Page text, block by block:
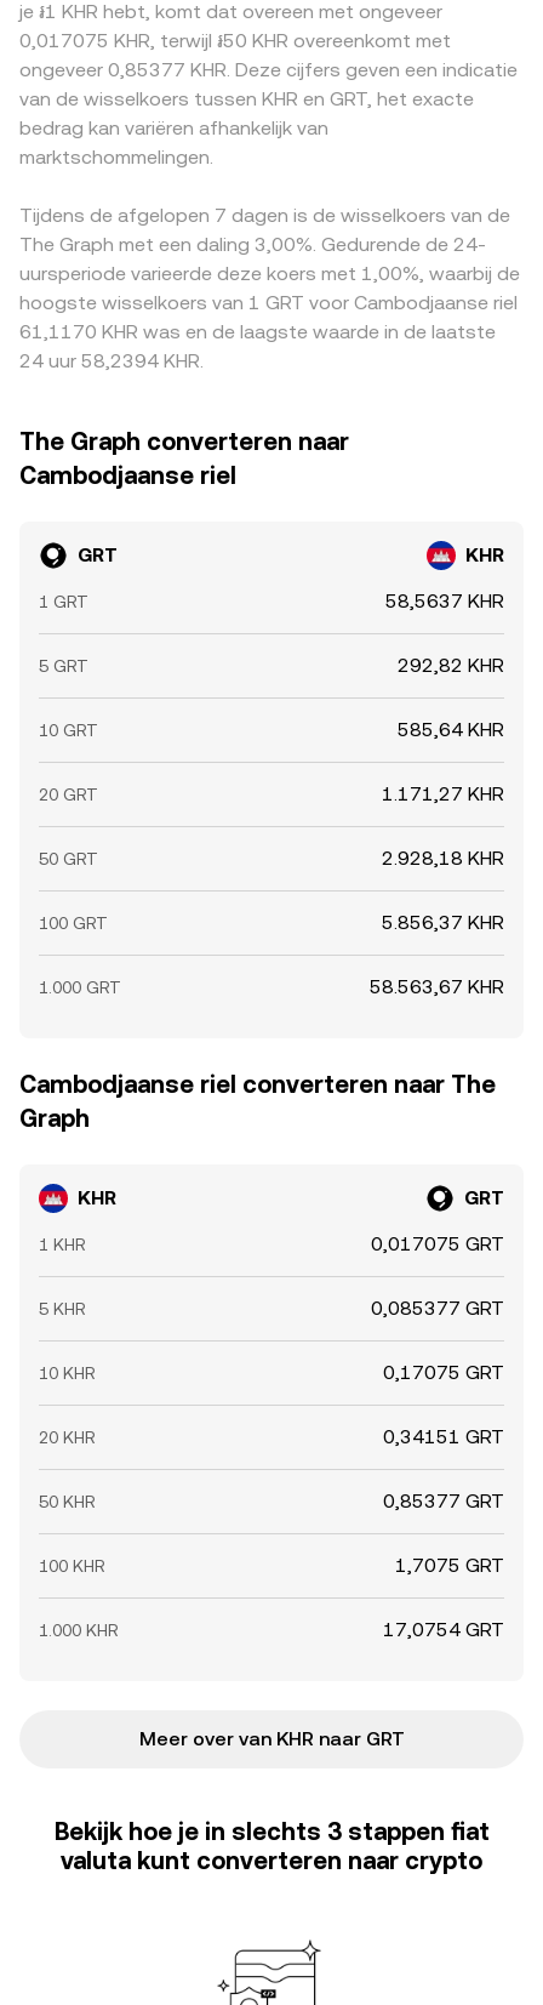
GRT/KHR notering, zeker wanneer de prijs tot stand komt
via tussenstappen als USDT/KHR. Regelgevend nieuws
kan eveneens invloed hebben, zoals duidelijkheid over de
classificatie van GRT in belangrijke jurisdicties, wijzigingen
in noteringsbeleid van beurzen of lokale regels omtrent
crypto-toegang en KHR-stortingen/opnames in
voor kortetermijnvolatiliteit: funding rates op GRT-
perpetuals kunnen de spotprijs beïnvloeden via
basisposities, opties-expiraties (waar beschikbaar)
kunnen de orderflow rond bepaalde data sturen, en on-
chain “whale”-stromen — zoals grootschalig (de-)staken
of herallocaties door grote indexers en delegators —
kunnen de beschikbare liquiditeit en daarmee de
Maker (AMM) met de constanteproductformule x × y = k,
waarbij x en y de reserves van de twee tokens in de pool
vertegenwoordigen; de momentane prijs is daarbij y/x.
Grote swaps verschuiven de verhouding van de reserves
en daarmee de prijs, wat de off-chain GRT/KHR notering
indirect kan beïnvloeden wanneer koersen via GRT/USDT
afgeleid.
regelgevende factoren kunnen een premie of discount
veroorzaken, bijvoorbeeld wanneer KHR-stortingen of -
opnames aan specifieke voorwaarden zijn gebonden of
wanneer de toegang tot crypto-diensten in Cambodja
verschilt per aanbieder. Bovendien wordt GRT/KHR vaak
impliciet geprijsd via tussenparen, zoals GRT/USDT en
ten opzichte van KHR werkt dan rechtstreeks door in de
uiteindelijke notering. Arbitrage helpt deze verschillen te
verkleinen doordat handelaren GRT kopen waar het
goedkoper is en verkopen waar het duurder is, maar
fricties zoals transactiekosten, opnamelimieten, on-chain
bevestigingstijden en KHR-fiatrails voorkomen dat de
prijzen op alle platformen op elk moment exact gelijk zijn.
je ៛1 KHR hebt, komt dat overeen met ongeveer
0,017075 KHR, terwijl ៛50 KHR overeenkomt met
ongeveer 0,85377 KHR. Deze cijfers geven een indicatie
van de wisselkoers tussen KHR en GRT, het exacte
bedrag kan variëren afhankelijk van
marktschommelingen.
Tijdens de afgelopen 7 dagen is de wisselkoers van de
The Graph met een daling 3,00%. Gedurende de 24-
uursperiode varieerde deze koers met 1,00%, waarbij de
hoogste wisselkoers van 1 GRT voor Cambodjaanse riel
61,1170 KHR was en de laagste waarde in de laatste
24 uur 58,2394 KHR.
The Graph converteren naar
Cambodjaanse riel
GRT KHR
1 GRT 58,5637 KHR
5 GRT 292,82 KHR
10 GRT 585,64 KHR
20 GRT 1.171,27 KHR
50 GRT 2.928,18 KHR
100 GRT 5.856,37 KHR
1.000 GRT 58.563,67 KHR
Cambodjaanse riel converteren naar The
Graph
KHR GRT
1 KHR 0,017075 GRT
5 KHR 0,085377 GRT
10 KHR 0,17075 GRT
20 KHR 0,34151 GRT
50 KHR 0,85377 GRT
100 KHR 1,7075 GRT
1.000 KHR 17,0754 GRT
Meer over van KHR naar GRT
Bekijk hoe je in slechts 3 stappen fiat
valuta kunt converteren naar crypto